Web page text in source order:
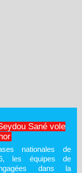
Sané vole
nationales de
les équipes de
dans la